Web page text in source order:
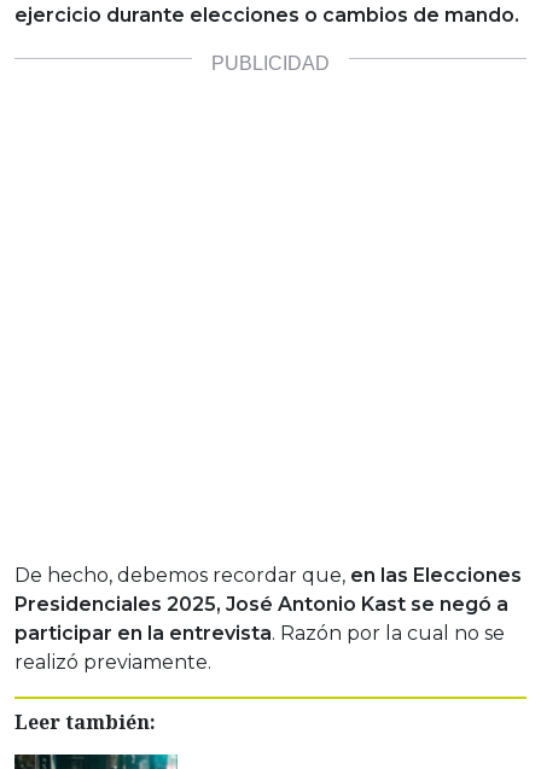
ejercicio durante elecciones o cambios de mando.
De hecho, debemos recordar que, en las Elecciones
Presidenciales 2025, José Antonio Kast se negó a
participar en la entrevista. Razón por la cual no se
realizó previamente.
Leer también: